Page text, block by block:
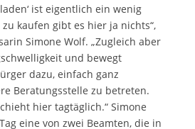
ist eigentlich ein wenig
kaufen gibt es hier ja nichts“,
Simone Wolf. „Zugleich aber
und bewegt
dazu, einfach ganz
Beratungsstelle zu betreten.
hier tagtäglich.“ Simone
eine von zwei Beamten, die in